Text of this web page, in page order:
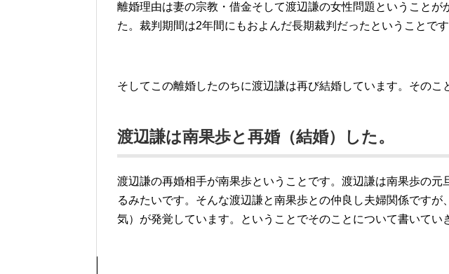
離婚理由は妻の宗教・借金そして渡辺謙の女性問題ということが
た。裁判期間は2年間にもおよんだ長期裁判だったということです
そしてこの離婚したのちに渡辺謙は再び結婚しています。そのこ
渡辺謙は南果歩と再婚（結婚）した。
渡辺謙の再婚相手が南果歩ということです。渡辺謙は南果歩の元
るみたいです。そんな渡辺謙と南果歩との仲良し夫婦関係ですが
気）が発覚しています。ということでそのことについて書いてい